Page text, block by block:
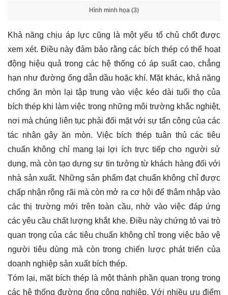
Hình minh họa (3)
Khả năng chịu áp lực cũng là một yếu tố chủ chốt được
xem xét. Điều này đảm bảo rằng các bích thép có thể hoạt
động hiệu quả trong các hệ thống có áp suất cao, chẳng
hạn như đường ống dẫn dầu hoặc khí. Mặt khác, khả năng
chống ăn mòn lại tập trung vào việc kéo dài tuổi thọ của
bích thép khi làm việc trong những môi trường khắc nghiệt,
nơi mà chúng liên tục phải đối mặt với sự tấn công của các
tác nhân gây ăn mòn. Việc bích thép tuân thủ các tiêu
chuẩn không chỉ mang lại lợi ích trực tiếp cho người sử
dụng, mà còn tạo dựng sự tin tưởng từ khách hàng đối với
nhà sản xuất. Những sản phẩm đạt chuẩn không chỉ được
chấp nhận rộng rãi mà còn mở ra cơ hội để thâm nhập vào
các thị trường mới trên toàn cầu, nhờ vào việc đáp ứng
các yêu cầu chất lượng khắt khe. Điều này chứng tỏ vai trò
quan trọng của các tiêu chuẩn không chỉ trong việc bảo vệ
người tiêu dùng mà còn trong chiến lược phát triển của
doanh nghiệp sản xuất bích thép.
Tóm lại, mặt bích thép là một thành phần quan trọng trong
các hệ thống đường ống công nghiệp. Với nhiều ưu điểm